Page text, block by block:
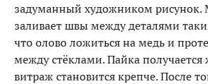
задуманный художником рисунок.
заливает швы между деталями
что олово ложиться на медь и
между стёклами. Пайка получается
витраж становится крепче. После